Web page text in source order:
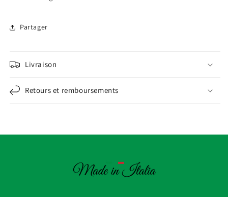
Partager
Livraison
Retours et remboursements